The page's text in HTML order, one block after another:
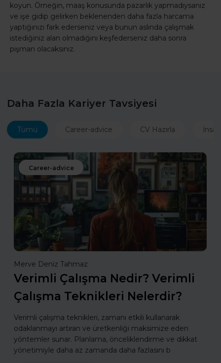
koyun. Örneğin, maaş konusunda pazarlık yapmadıysanız
ve işe gidip gelirken beklenenden daha fazla harcama
yaptığınızı fark ederseniz veya bunun aslında çalışmak
istediğiniz alan olmadığını keşfederseniz daha sonra
pişman olacaksınız.
Daha Fazla Kariyer Tavsiyesi
Tümü Career-advice CV Hazırla
Career-advice
Merve Deniz Tahmaz
Verimli Çalışma Nedir? Verimli
Çalışma Teknikleri Nelerdir?
Verimli çalışma teknikleri, zamanı etkili kullanarak
odaklanmayı artıran ve üretkenliği maksimize eden
yöntemler sunar. Planlama, önceliklendirme ve dikkat
yönetimiyle daha az zamanda daha fazlasını b